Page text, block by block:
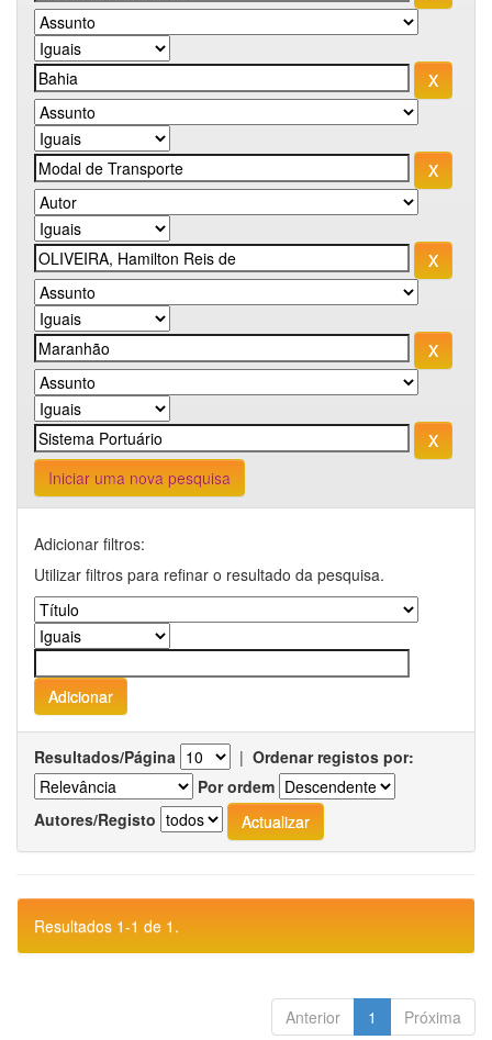
Iniciar uma nova pesquisa
Adicionar filtros:
Utilizar filtros para refinar o resultado da pesquisa.
Resultados/Página | Ordenar registos por:
Por ordem
Autores/Registo
Resultados 1-1 de 1.
Anterior 1 Próxima